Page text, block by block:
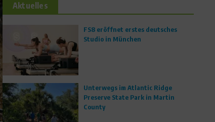
Aktuelles
FS8 eröffnet erstes deutsches
Studio in München
Unterwegs im Atlantic Ridge
Preserve State Park in Martin
County